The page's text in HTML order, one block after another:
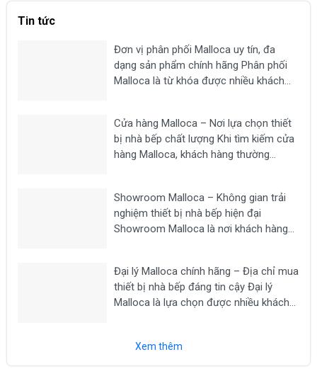
Tin tức
Đơn vị phân phối Malloca uy tín, đa
dạng sản phẩm chính hãng Phân phối
Malloca là từ khóa được nhiều khách
máy hút mùi, lò nướng,...
Cửa hàng Malloca – Nơi lựa chọn thiết
bị nhà bếp chất lượng Khi tìm kiếm cửa
hàng Malloca, khách hàng thường
như bếp từ, máy hút...
Showroom Malloca – Không gian trải
nghiệm thiết bị nhà bếp hiện đại
Showroom Malloca là nơi khách hàng
máy hút mùi, lò nướng, lò vi sóng, máy...
Đại lý Malloca chính hãng – Địa chỉ mua
thiết bị nhà bếp đáng tin cậy Đại lý
Malloca là lựa chọn được nhiều khách
máy hút...
Xem thêm